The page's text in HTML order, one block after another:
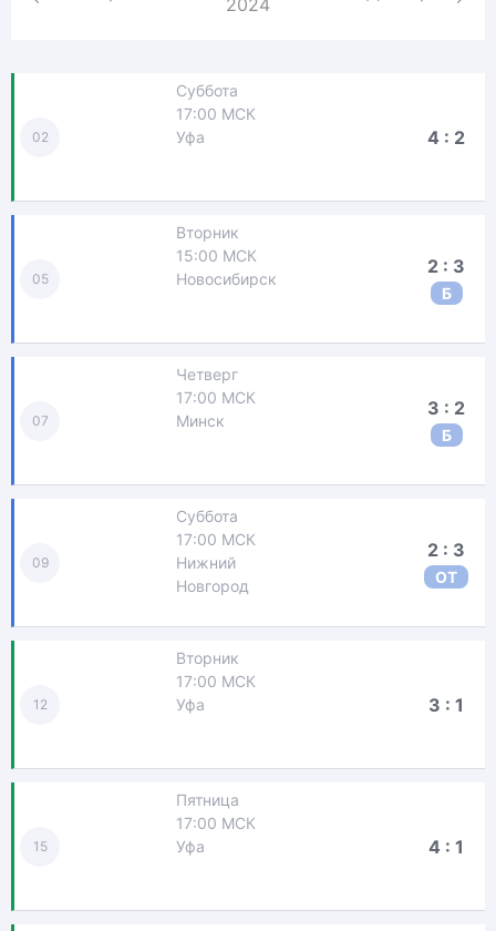
2024
02
Суббота
17:00 МСК
Уфа
4 : 2
05
Вторник
15:00 МСК
Новосибирск
2 : 3
Б
07
Четверг
17:00 МСК
Минск
3 : 2
Б
09
Суббота
17:00 МСК
Нижний
Новгород
2 : 3
ОТ
12
Вторник
17:00 МСК
Уфа
3 : 1
15
Пятница
17:00 МСК
Уфа
4 : 1